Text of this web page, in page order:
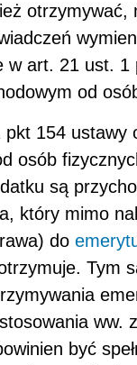
otrzymywać,
w art. 21 ust. 1
od
154 ustawy
osób
są
który mimo
do
Tym
ww.
być